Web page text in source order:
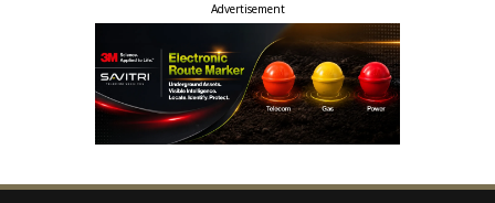
तकनीकी समस्या इतनी गंभीर थी कि ट्रेन करीब पांच घंटे
तक आगे नहीं बढ़ सकी। इस दौरान ट्रेन में सवार यात्रियों को
लंबे इंतजार का सामना करना पड़ा। घटना की जानकारी
मिलते ही रेलवे के तकनीकी और परिचालन विभाग के
अधिकारी सक्रिय हो गए।
Advertisement